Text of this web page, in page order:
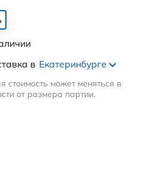
в Екатеринбурге
стоимость может меняться в
от размера партии.